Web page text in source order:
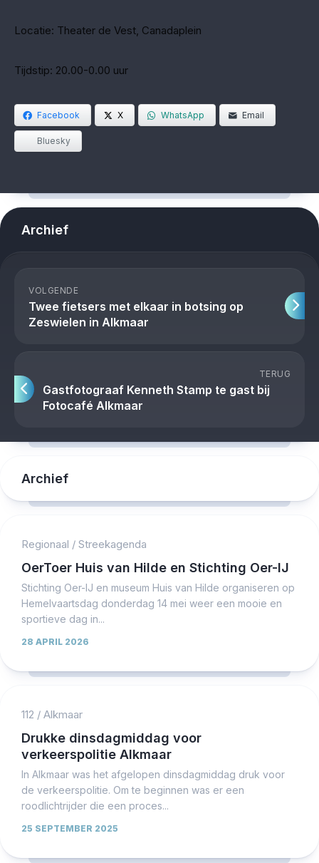
Locatie: Theater de Vest, Canadaplein
Tijdstip: 20.00-0.00 uur
Facebook X WhatsApp Email
Bluesky
Archief
VOLGENDE
Twee fietsers met elkaar in botsing op
Zeswielen in Alkmaar
TERUG
Gastfotograaf Kenneth Stamp te gast bij
Fotocafé Alkmaar
Archief
Regionaal / Streekagenda
OerToer Huis van Hilde en Stichting Oer-IJ
Stichting Oer-IJ en museum Huis van Hilde organiseren op
Hemelvaartsdag donderdag 14 mei weer een mooie en
sportieve dag in...
28 APRIL 2026
112 / Alkmaar
Drukke dinsdagmiddag voor
verkeerspolitie Alkmaar
In Alkmaar was het afgelopen dinsdagmiddag druk voor
de verkeerspolitie. Om te beginnen was er een
roodlichtrijder die een proces...
25 SEPTEMBER 2025